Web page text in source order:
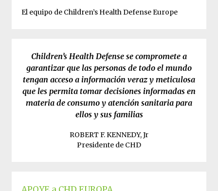
El equipo de Children’s Health Defense Europe
Children’s Health Defense se compromete a
garantizar que las personas de todo el mundo
tengan acceso a información veraz y meticulosa
que les permita tomar decisiones informadas en
materia de consumo y atención sanitaria para
ellos y sus familias
ROBERT F. KENNEDY, Jr
Presidente de CHD